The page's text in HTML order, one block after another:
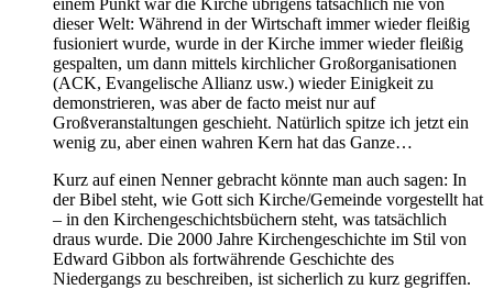
einem Punkt war die Kirche übrigens tatsächlich nie von
dieser Welt: Während in der Wirtschaft immer wieder fleißig
fusioniert wurde, wurde in der Kirche immer wieder fleißig
gespalten, um dann mittels kirchlicher Großorganisationen
(ACK, Evangelische Allianz usw.) wieder Einigkeit zu
demonstrieren, was aber de facto meist nur auf
Großveranstaltungen geschieht. Natürlich spitze ich jetzt ein
wenig zu, aber einen wahren Kern hat das Ganze…
Kurz auf einen Nenner gebracht könnte man auch sagen: In
der Bibel steht, wie Gott sich Kirche/Gemeinde vorgestellt hat
– in den Kirchengeschichtsbüchern steht, was tatsächlich
draus wurde. Die 2000 Jahre Kirchengeschichte im Stil von
Edward Gibbon als fortwährende Geschichte des
Niedergangs zu beschreiben, ist sicherlich zu kurz gegriffen.